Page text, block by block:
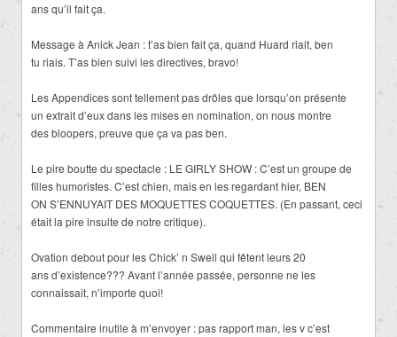
ans qu’il fait ça.
Message à Anick Jean : t’as bien fait ça, quand Huard riait, ben
tu riais. T’as bien suivi les directives, bravo!
Les Appendices sont tellement pas drôles que lorsqu’on présente
un extrait d’eux dans les mises en nomination, on nous montre
des bloopers, preuve que ça va pas ben.
Le pire boutte du spectacle : LE GIRLY SHOW : C’est un groupe de
filles humoristes. C’est chien, mais en les regardant hier, BEN
ON S’ENNUYAIT DES MOQUETTES COQUETTES. (En passant, ceci
était la pire insulte de notre critique).
Ovation debout pour les Chick’ n Swell qui fêtent leurs 20
ans d’existence??? Avant l’année passée, personne ne les
connaissait, n’importe quoi!
Commentaire inutile à m’envoyer : pas rapport man, les v c’est